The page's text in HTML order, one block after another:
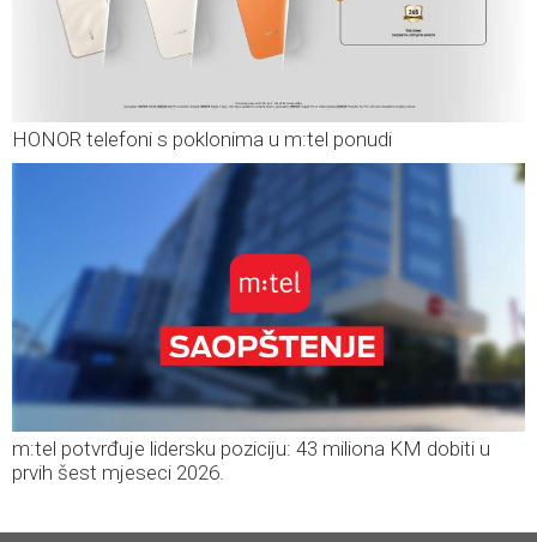
HONOR telefoni s poklonima u m:tel ponudi
m:tel potvrđuje lidersku poziciju: 43 miliona KM dobiti u
prvih šest mjeseci 2026.